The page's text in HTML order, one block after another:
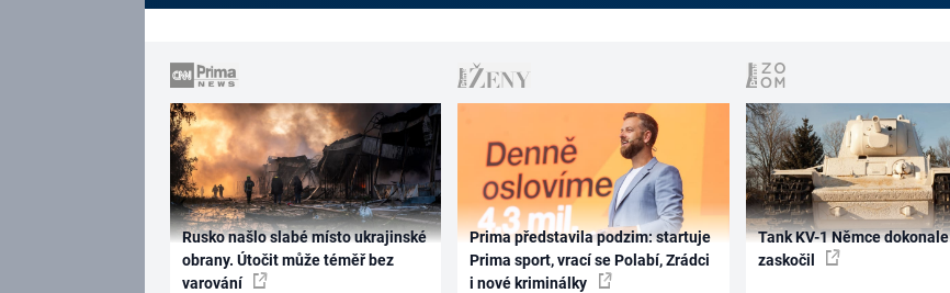
Rusko našlo slabé místo ukrajinské
obrany. Útočit může téměř bez
varování
Prima představila podzim: startuje
Prima sport, vrací se Polabí, Zrádci
i nové kriminálky
Tank KV-1 Němce dokonale
zaskočil